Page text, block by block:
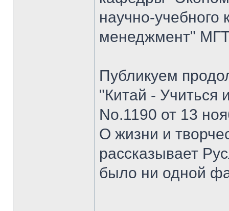
научно-
менеджмент"
Публикуем
"Китай - Учиться
No.1190 от 13
О жизни и
рассказывает
было ни одной